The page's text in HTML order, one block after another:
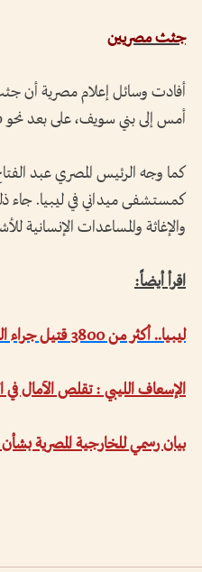
جثث مصريين
أفادت وسائل إعلام مصرية أن
أمس إلى بني سويف، على بعد نحو 110 كيلومترات جنوبي القاهرة.
كما وجه الرئيس المصري عبد
كمستشفى ميداني في ليبيا.
والإغاثة والمساعدات الإنسانية
اقرأ أيضاً:
ليبيا.. أكثر من 3800 قتيل جراء الفيضانات في درنة
الإسعاف الليبي : تقلص الآمال في
بيان رسمي للخارجية المصرية